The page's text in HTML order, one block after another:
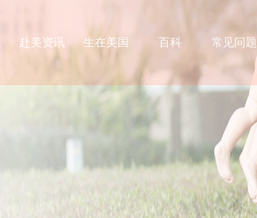
赴美资讯 生在美国 百科 常见问题